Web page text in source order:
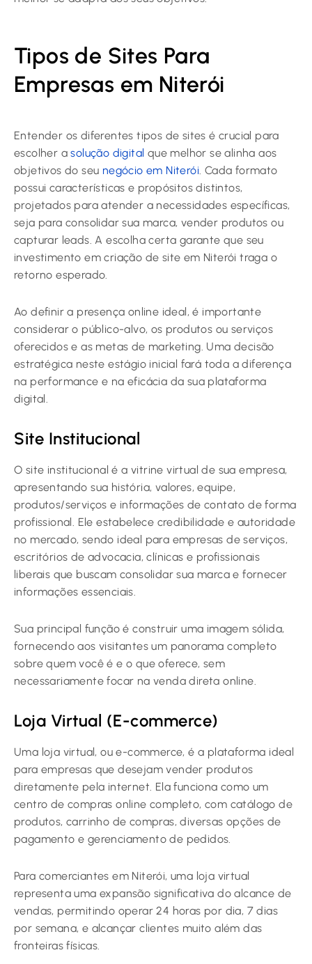
Tipos de Sites Para
Empresas em Niterói
Entender os diferentes tipos de sites é crucial para
escolher asolução digital que melhor se alinha aos
objetivos do seu negócio em Niterói . Cada formato
possui características e propósitos distintos,
projetados para atender a necessidades específicas,
seja para consolidar sua marca, vender produtos ou
capturar leads. A escolha certa garante que seu
investimento em criação de site em Niterói traga o
retorno esperado.
Ao definir a presença online ideal, é importante
considerar o público-alvo, os produtos ou serviços
oferecidos e as metas de marketing. Uma decisão
estratégica neste estágio inicial fará toda a diferença
na performance e na eficácia da sua plataforma
digital.
Site Institucional
O site institucional é a vitrine virtual de sua empresa,
apresentando sua história, valores, equipe,
produtos/serviços e informações de contato de forma
profissional. Ele estabelece credibilidade e autoridade
no mercado, sendo ideal para empresas de serviços,
escritórios de advocacia, clínicas e profissionais
liberais que buscam consolidar sua marca e fornecer
informações essenciais.
Sua principal função é construir uma imagem sólida,
fornecendo aos visitantes um panorama completo
sobre quem você é e o que oferece, sem
necessariamente focar na venda direta online.
Loja Virtual (E-commerce)
Uma loja virtual, ou e-commerce, é a plataforma ideal
para empresas que desejam vender produtos
diretamente pela internet. Ela funciona como um
centro de compras online completo, com catálogo de
produtos, carrinho de compras, diversas opções de
pagamento e gerenciamento de pedidos.
Para comerciantes em Niterói, uma loja virtual
representa uma expansão significativa do alcance de
vendas, permitindo operar 24 horas por dia, 7 dias
por semana, e alcançar clientes muito além das
fronteiras físicas.